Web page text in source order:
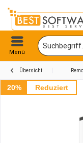
Menü
Übersicht
20% Reduziert